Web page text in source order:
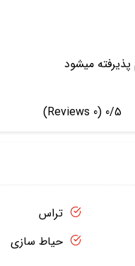
میشود
0/5
(0 Reviews)
تراس
حیاط سازی